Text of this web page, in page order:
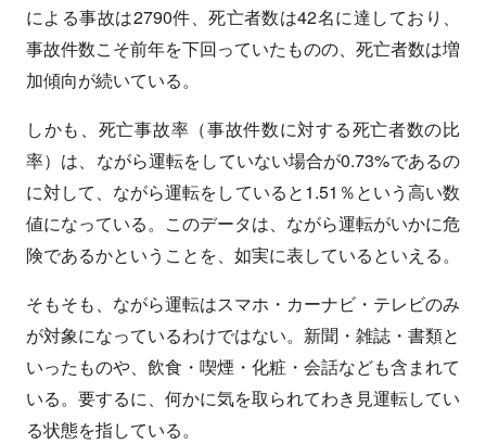
による事故は2790件、死亡者数は42名に達しており、
事故件数こそ前年を下回っていたものの、死亡者数は増
加傾向が続いている。
しかも、死亡事故率（事故件数に対する死亡者数の比
率）は、ながら運転をしていない場合が0.73%であるの
に対して、ながら運転をしていると1.51％という高い数
値になっている。このデータは、ながら運転がいかに危
険であるかということを、如実に表しているといえる。
そもそも、ながら運転はスマホ・カーナビ・テレビのみ
が対象になっているわけではない。新聞・雑誌・書類と
いったものや、飲食・喫煙・化粧・会話なども含まれて
いる。要するに、何かに気を取られてわき見運転してい
る状態を指している。